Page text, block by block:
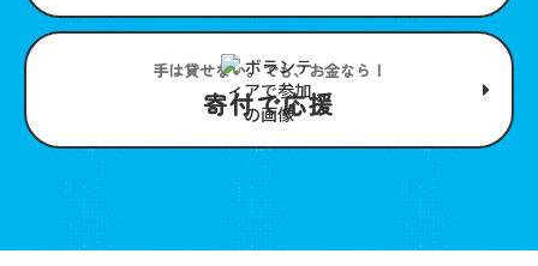
手は貸せない。でも、お金なら！
寄付で応援